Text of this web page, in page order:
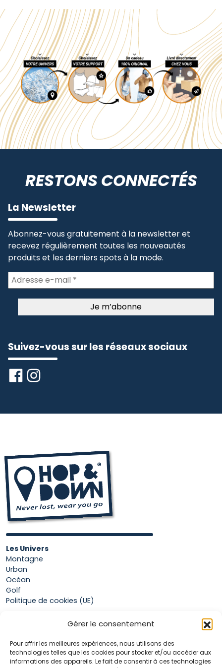
Gérer le consentement
Pour offrir les meilleures expériences, nous utilisons des
technologies telles que les cookies pour stocker et/ou accéder aux
informations des appareils. Le fait de consentir à ces technologies
RESTONS CONNECTÉS
La Newsletter
Abonnez-vous gratuitement à la newsletter et
recevez régulièrement toutes les nouveautés
produits et les derniers spots à la mode.
Suivez-vous sur les réseaux sociaux
Les Univers
Montagne
Urban
Océan
Golf
Politique de cookies (UE)
Mon compte
Panier